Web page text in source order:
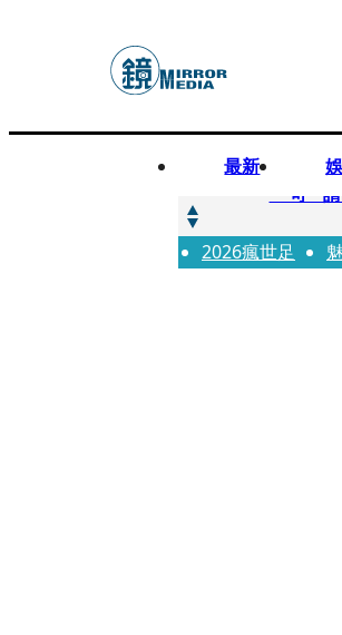
最新
快訊
一句「
快訊
新聞內
2026瘋世足